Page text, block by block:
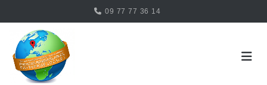
content
09 77 77 36 14